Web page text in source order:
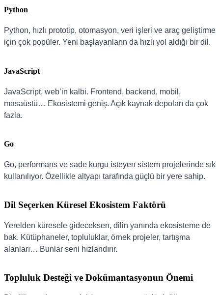
Python
Python, hızlı prototip, otomasyon, veri işleri ve araç geliştirme
için çok popüler. Yeni başlayanların da hızlı yol aldığı bir dil.
JavaScript
JavaScript, web’in kalbi. Frontend, backend, mobil,
masaüstü… Ekosistemi geniş. Açık kaynak depoları da çok
fazla.
Go
Go, performans ve sade kurgu isteyen sistem projelerinde sık
kullanılıyor. Özellikle altyapı tarafında güçlü bir yere sahip.
Dil Seçerken Küresel Ekosistem Faktörü
Yerelden küresele gideceksen, dilin yanında ekosisteme de
bak. Kütüphaneler, topluluklar, örnek projeler, tartışma
alanları… Bunlar seni hızlandırır.
Topluluk Desteği ve Dokümantasyonun Önemi